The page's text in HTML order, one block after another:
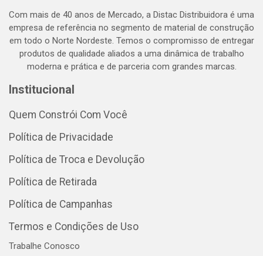
Com mais de 40 anos de Mercado, a Distac Distribuidora é uma
empresa de referência no segmento de material de construção
em todo o Norte Nordeste. Temos o compromisso de entregar
produtos de qualidade aliados a uma dinâmica de trabalho
moderna e prática e de parceria com grandes marcas.
Institucional
Quem Constrói Com Você
Política de Privacidade
Política de Troca e Devolução
Política de Retirada
Política de Campanhas
Termos e Condições de Uso
Trabalhe Conosco